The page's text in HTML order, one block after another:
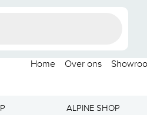
Home Over ons
ALPINE SHOP